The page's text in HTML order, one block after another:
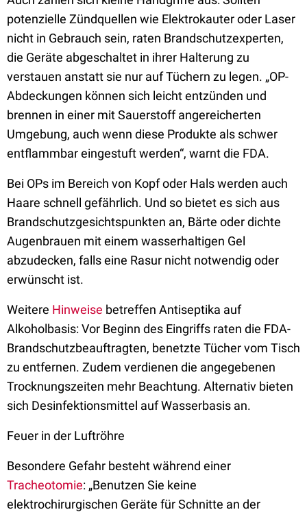
potenzielle Zündquellen wie Elektrokauter oder Laser
nicht in Gebrauch sein, raten Brandschutzexperten,
die Geräte abgeschaltet in ihrer Halterung zu
verstauen anstatt sie nur auf Tüchern zu legen. „OP-
Abdeckungen können sich leicht entzünden und
brennen in einer mit Sauerstoff angereicherten
Umgebung, auch wenn diese Produkte als schwer
entflammbar eingestuft werden“, warnt die FDA.
Bei OPs im Bereich von Kopf oder Hals werden auch
Haare schnell gefährlich. Und so bietet es sich aus
Brandschutzgesichtspunkten an, Bärte oder dichte
Augenbrauen mit einem wasserhaltigen Gel
abzudecken, falls eine Rasur nicht notwendig oder
erwünscht ist.
Weitere Hinweise betreffen Antiseptika auf
Alkoholbasis: Vor Beginn des Eingriffs raten die FDA-
Brandschutzbeauftragten, benetzte Tücher vom Tisch
zu entfernen. Zudem verdienen die angegebenen
Trocknungszeiten mehr Beachtung. Alternativ bieten
sich Desinfektionsmittel auf Wasserbasis an.
Feuer in der Luftröhre
Besondere Gefahr besteht während einer
Tracheotomie: „Benutzen Sie keine
elektrochirurgischen Geräte für Schnitte an der